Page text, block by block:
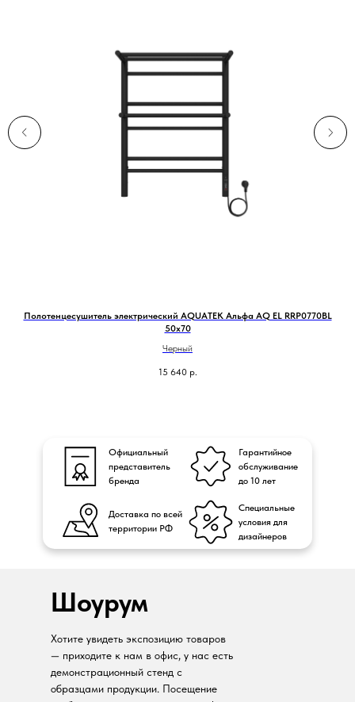
Полотенцесушитель электрический AQUATEK Альфа AQ EL RRP0770BL
50х70
Черный
15 640 р.
Официальный
представитель
бренда
Доставка по всей
территории РФ
Гарантийное
обслуживание
до 10 лет
Специальные
условия для
дизайнеров
Шоурум
Хотите увидеть экспозицию товаров
— приходите к нам в офис, у нас есть
демонстрационный стенд с
образцами продукции. Посещение